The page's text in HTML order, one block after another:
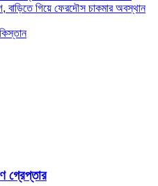
গিয়ে ফেরদৌস চাকমার অবস্থান
গ্রেপ্তার